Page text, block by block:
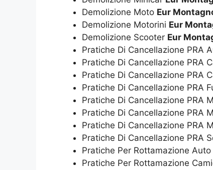
Demolizione Moto Eur
Demolizione Motorini Eur
Demolizione Scooter Eur
Pratiche Di Cancellazione PRA
Pratiche Di Cancellazione PRA
Pratiche Di Cancellazione PRA
Pratiche Di Cancellazione PRA
Pratiche Di Cancellazione PRA
Pratiche Di Cancellazione PRA
Pratiche Di Cancellazione PRA
Pratiche Di Cancellazione PRA
Pratiche Per Rottamazione Auto
Pratiche Per Rottamazione